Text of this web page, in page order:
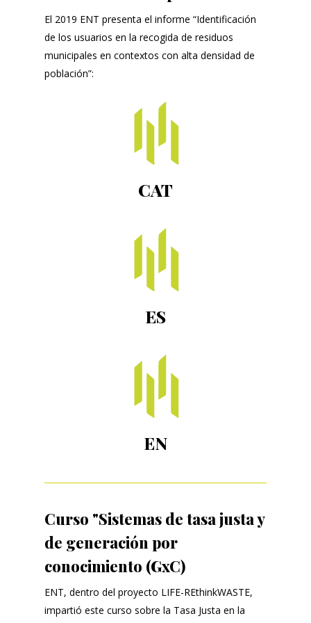
El 2019 ENT presenta el informe “Identificación
de los usuarios en la recogida de residuos
municipales en contextos con alta densidad de
población”:
CAT
ES
EN
Curso "Sistemas de tasa justa y
de generación por
conocimiento (GxC)
ENT, dentro del proyecto LIFE-REthinkWASTE,
impartió este curso sobre la Tasa Justa en la